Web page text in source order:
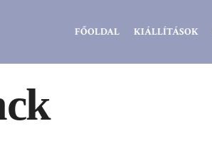
FŐOLDAL KIÁLLÍTÁSOK